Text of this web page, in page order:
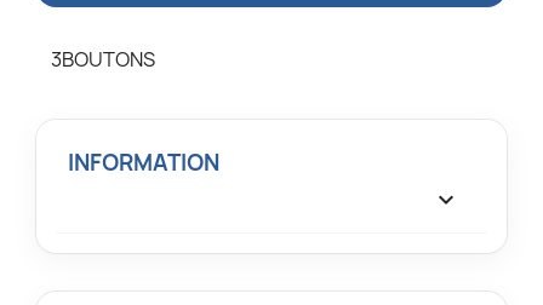
3BOUTONS
INFORMATION
